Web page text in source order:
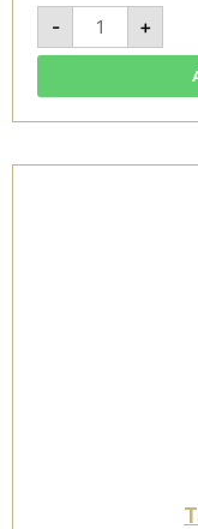
-
Le
Cupole
2023
-
Magnum
Tenuta
+